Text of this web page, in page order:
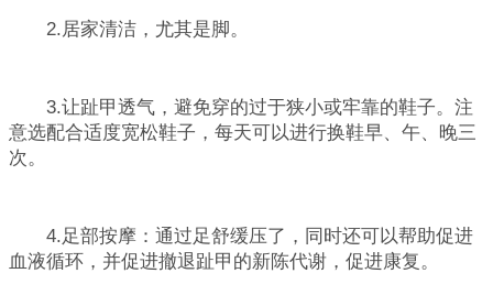
2.居家清洁，尤其是脚。
3.让趾甲透气，避免穿的过于狭小或牢靠的鞋子。注
意选配合适度宽松鞋子，每天可以进行换鞋早、午、晚三
次。
4.足部按摩：通过足舒缓压了，同时还可以帮助促进
血液循环，并促进撤退趾甲的新陈代谢，促进康复。